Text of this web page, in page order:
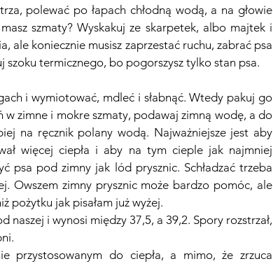
polewać po łapach chłodną wodą, a na głowie
szmaty? Wyskakuj ze skarpetek, albo majtek i
ale koniecznie musisz zaprzestać ruchu, zabrać psa
termicznego, bo pogorszysz tylko stan psa.
i wymiotować, mdleć i słabnąć. Wtedy pakuj go
zimne i mokre szmaty, podawaj zimną wodę, a do
na ręcznik polany wodą. Najważniejsze jest aby
więcej ciepła i aby na tym cieple jak najmniej
psa pod zimny jak lód prysznic. Schładzać trzeba
Owszem zimny prysznic może bardzo pomóc, ale
pożytku jak pisałam już wyżej.
naszej i wynosi między 37,5, a 39,2. Spory rozstrzał,
przystosowanym do ciepła, a mimo, że zrzuca